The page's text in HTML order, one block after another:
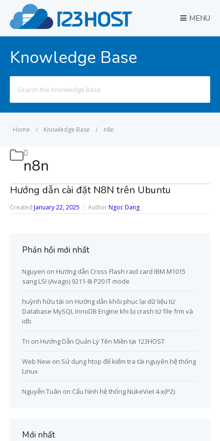
MENU
Knowledge Base
for:
Home / Knowledge Base / n8n
n8n
Hướng dẫn cài đặt N8N trên Ubuntu
Created January 22, 2025 AuthorNgoc Dang
Phản hồi mới nhất
Nguyen on Hướng dẫn Cross Flash raid card IBM M1015
sang LSI (Avago) 9211-8i P20 IT mode
huỳnh hữu tài on Hướng dẫn khôi phục lại dữ liệu từ
Database MySQL InnoDB Engine khi bị crash từ file frm và
idb
Tri on Hướng Dẫn Quản Lý Tên Miền tại 123HOST
Web New on Sử dụng htop để kiểm tra tài nguyên hệ thống
Linux
Nguyễn Tuân on Cấu hình hệ thống NukeViet 4.x(P2)
Mới nhất